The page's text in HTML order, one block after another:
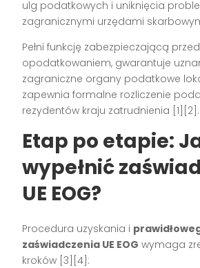
ulg podatkowych i uniknięcia
zagranicznymi urzędami
Pełni funkcję zabezpieczającą
opodatkowaniem, gwarantuje
zagraniczne organy podatkowe
zapewnia formalne rozliczenie
rezydentów kraju zatrudnienia [1][2] .
Etap po etapie:
wypełnić
UE EOG?
Procedura uzyskania i
zaświadczenia UE EOG wymaga
kroków [3][4] :